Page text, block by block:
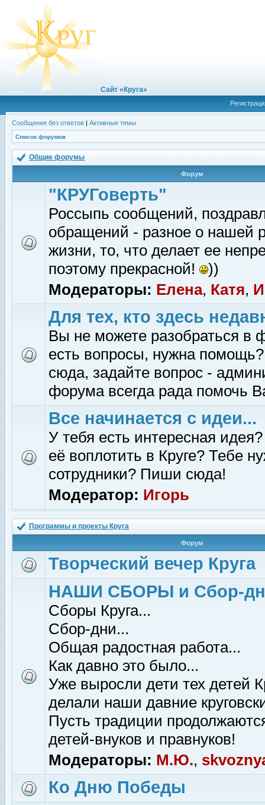
Сайт «Круга»
Сообщения без ответов | Активные темы
Список форумов
Общие форумы
Форум
"КРУГоверть"
Россыпь сообщений,
обращений - разное о нашей
жизни, то, что делает ее
поэтому прекрасной!
))
Модераторы: Елена, Катя,
Для тех, кто здесь
Вы не можете разобраться в
есть вопросы, нужна помощь?
сюда, задайте вопрос -
форума всегда рада помочь
Все начинается с идеи...
У тебя есть интересная
её воплотить в Круге? Тебе
сотрудники? Пиши сюда!
Модератор: Игорь
Программы и проекты Круга
Форум
Творческий вечер Круга
НАШИ СБОРЫ и Сбор-
Сборы Круга...
Сбор-дни...
Общая радостная работа...
Как давно это было...
Уже выросли дети тех детей
делали наши давние
Пусть традиции
детей-внуков и правнуков!
Модераторы: М.Ю.,
Ко Дню Победы